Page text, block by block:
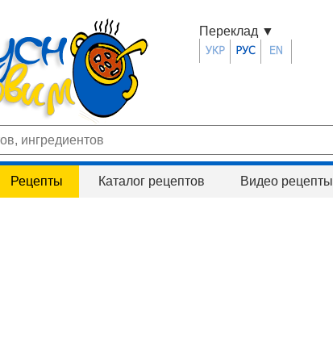
Переклад ▼
Рецепты Каталог рецептов Видео рецепты